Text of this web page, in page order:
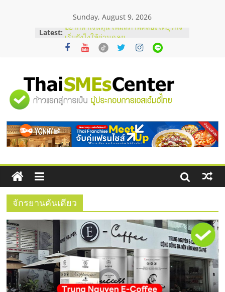
Sunday, August 9, 2026
Latest: อยากหาเงินทุน เพิ่มสภาพคล่องให้ธุรกิจ
เริ่มยังไงให้ผ่านฉลุย
สัมมนาออนไลน์ โอกาสบริหารสถานี
ThaiFranchise Meet Up จับคู่แฟรน
ไชส์ ครั้งที่ 8
ร้านเครื่องเสียงคุณภาพสูง พร้อม
บริษัท Cybersecurity ในไทยที่ไหนดี?
วิธีเลือกผู้ให้บริการให้คุ้มค่าและตอบ
โจทย์ธุรกิจ
"ศูนย์
รวม
ข้อมูล
ธุรกิจ
SME
แห่ง
ประเทศไทย,
จักรยานคันเดียว